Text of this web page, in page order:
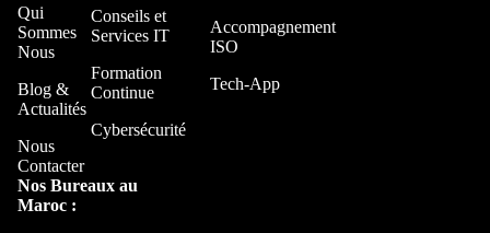
Qui
Sommes
Nous
Blog &
Actualités
Nous
Contacter
Conseils et
Services IT
Formation
Continue
Cybersécurité
Accompagnement
ISO
Tech-App
Nos Bureaux au
Maroc :